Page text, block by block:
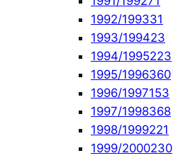
1992/199331
1993/199423
1994/1995223
1995/1996360
1996/1997153
1997/1998368
1998/1999221
1999/2000230